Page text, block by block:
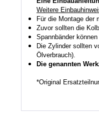
Weitere
Für die Montage der
Zuvor sollten die
Spannbänder
Die Zylinder sollten
Ölverbrauch).
Die genannten
*Original